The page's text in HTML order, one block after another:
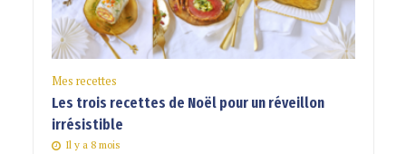
Mes recettes
Les trois recettes de Noël pour un réveillon
irrésistible
Il y a 8 mois